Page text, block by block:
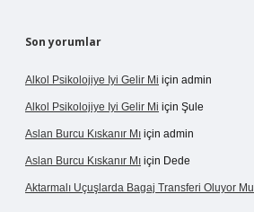
Son yorumlar
Alkol Psikolojiye Iyi Gelir Mi için admin
Alkol Psikolojiye Iyi Gelir Mi için Şule
Aslan Burcu Kıskanır Mı için admin
Aslan Burcu Kıskanır Mı için Dede
Aktarmalı Uçuşlarda Bagaj Transferi Oluyor Mu